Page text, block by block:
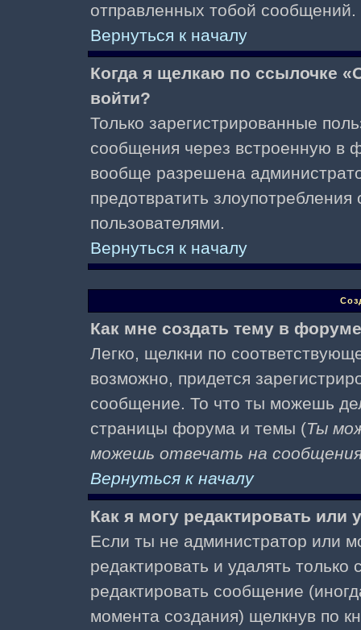
отправленных тобой сообщений.
Вернуться к началу
Когда я щелкаю по ссылочке
войти?
Только зарегистрированные
сообщения через встроенную в
вообще разрешена
предотвратить
пользователями.
Вернуться к началу
Как мне создать тему в
Легко, щелкни по
возможно, придется
сообщение. То что ты можешь
страницы форума и темы (Ты
можешь отвечать на
Вернуться к началу
Как я могу редактировать или
Если ты не администратор или
редактировать и удалять
редактировать сообщение
момента создания) щелкнув по